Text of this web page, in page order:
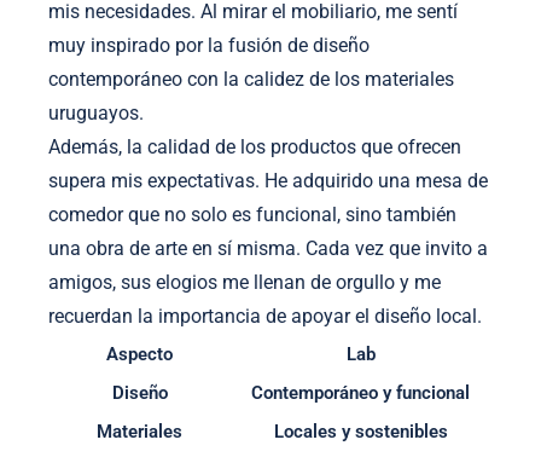
mis necesidades. Al mirar el mobiliario, me sentí
muy inspirado por la fusión de diseño
contemporáneo con la calidez de los materiales
uruguayos.
Además, la calidad de los productos que ofrecen
supera mis expectativas. He adquirido una mesa de
comedor que no solo es funcional, sino también
una obra de arte en sí misma. Cada vez que invito a
amigos, sus elogios me llenan de orgullo y me
recuerdan la importancia de apoyar el diseño local.
Aspecto
Lab
Diseño
Contemporáneo y funcional
Materiales
Locales y sostenibles